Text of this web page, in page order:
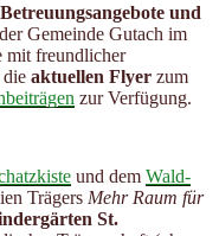
Betreuungsangebote und
Gemeinde Gutach im
mit freundlicher
die aktuellen Flyer zum
zur Verfügung.
und dem Wald-
Trägers Mehr Raum für
St.